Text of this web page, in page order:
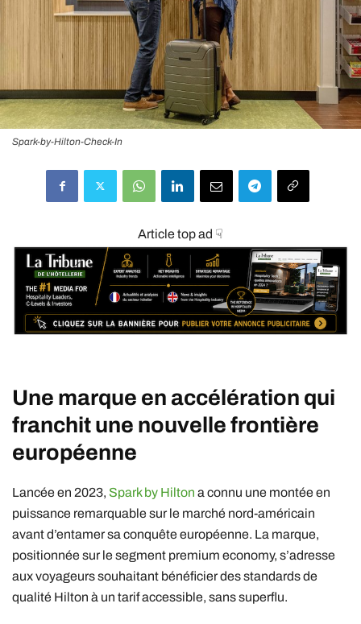
Spark-by-Hilton-Check-In
Article top ad ☟
Une marque en accélération qui
franchit une nouvelle frontière
européenne
Lancée en 2023, Spark by Hilton a connu une montée en
puissance remarquable sur le marché nord-américain
avant d’entamer sa conquête européenne. La marque,
positionnée sur le segment premium economy, s’adresse
aux voyageurs souhaitant bénéficier des standards de
qualité Hilton à un tarif accessible, sans superflu.